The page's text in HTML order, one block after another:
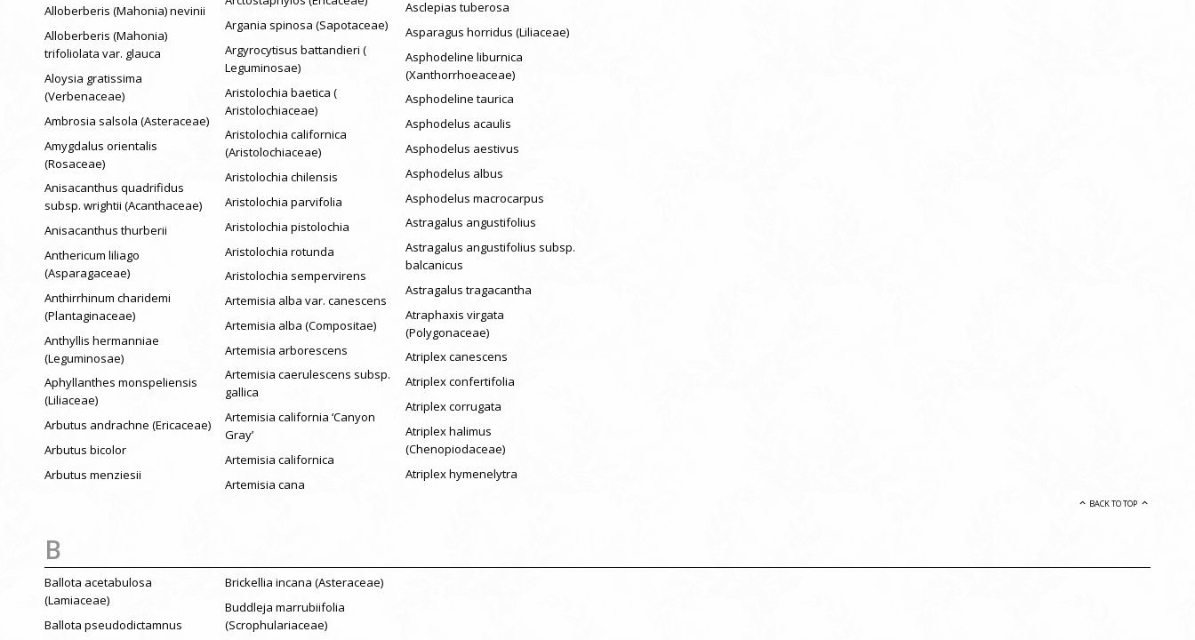
Alloberberis (Mahonia) nevinii
Alloberberis (Mahonia)
trifoliolata var. glauca
Aloysia gratissima
(Verbenaceae)
Ambrosia salsola (Asteraceae)
Amygdalus orientalis
(Rosaceae)
Anisacanthus quadrifidus
subsp. wrightii (Acanthaceae)
Anisacanthus thurberii
Anthericum liliago
(Asparagaceae)
Anthirrhinum charidemi
(Plantaginaceae)
Anthyllis hermanniae
(Leguminosae)
Aphyllanthes monspeliensis
(Liliaceae)
Arbutus andrachne (Ericaceae)
Arbutus bicolor
Arbutus menziesii
Argania spinosa (Sapotaceae)
Argyrocytisus battandieri (
Leguminosae)
Aristolochia baetica (
Aristolochiaceae)
Aristolochia californica
(Aristolochiaceae)
Aristolochia chilensis
Aristolochia parvifolia
Aristolochia pistolochia
Aristolochia rotunda
Aristolochia sempervirens
Artemisia alba var. canescens
Artemisia alba (Compositae)
Artemisia arborescens
Artemisia caerulescens subsp.
gallica
Artemisia california ‘Canyon
Gray’
Artemisia californica
Artemisia cana
Asclepias tuberosa
Asparagus horridus (Liliaceae)
Asphodeline liburnica
(Xanthorrhoeaceae)
Asphodeline taurica
Asphodelus acaulis
Asphodelus aestivus
Asphodelus albus
Asphodelus macrocarpus
Astragalus angustifolius
Astragalus angustifolius subsp.
balcanicus
Astragalus tragacantha
Atraphaxis virgata
(Polygonaceae)
Atriplex canescens
Atriplex confertifolia
Atriplex corrugata
Atriplex halimus
(Chenopiodaceae)
Atriplex hymenelytra
BACK TO TOP
B
Ballota acetabulosa
(Lamiaceae)
Ballota pseudodictamnus
Brickellia incana (Asteraceae)
Buddleja marrubiifolia
(Scrophulariaceae)